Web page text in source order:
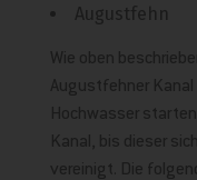
Augustfehn
Wie oben
Augustfehner
Hochwasser
Kanal, bis dieser
vereinigt. Die